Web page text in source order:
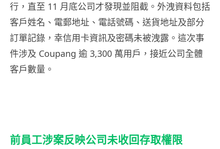
行，直至 11 月底公司才發現並阻截。外洩資料包括
客戶姓名、電郵地址、電話號碼、送貨地址及部分
訂單記錄，幸信用卡資訊及密碼未被洩露。這次事
件涉及 Coupang 逾 3,300 萬用戶，接近公司全體
客戶數量。
前員工涉案反映公司未收回存取權限